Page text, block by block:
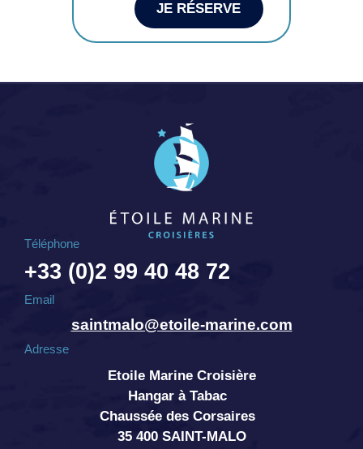
JE RÉSERVE
Téléphone
+33 (0)2 99 40 48 72
Email
saintmalo@etoile-marine.com
Adresse
Etoile Marine Croisière
Hangar à Tabac
Chaussée des Corsaires
35 400 SAINT-MALO